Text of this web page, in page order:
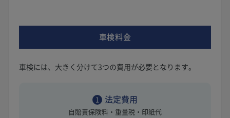
車検料金
車検には、大きく分けて3つの費用が必要となります。
1 法定費用
自賠責保険料・重量税・印紙代